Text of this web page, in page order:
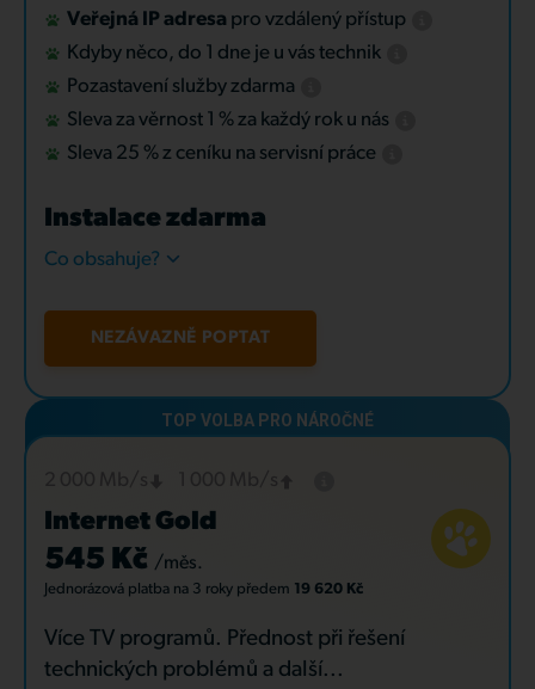
Veřejná IP adresa pro vzdálený přístup
Kdyby něco, do 1 dne je u vás technik
Pozastavení služby zdarma
Sleva za věrnost 1 % za každý rok u nás
Sleva 25 % z ceníku na servisní práce
Instalace zdarma
Co obsahuje?
NEZÁVAZNĚ POPTAT
Internet Gold
545 Kč /měs.
Jednorázová platba na 3 roky předem 19 620 Kč
Více TV programů. Přednost při řešení
technických problémů a další...